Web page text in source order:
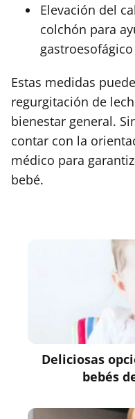
Elevación del
colchón para
gastroesofágico
Estas medidas
regurgitación de
bienestar general.
contar con la
médico para
bebé.
Deliciosas
bebés